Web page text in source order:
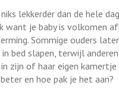
lekkerder dan de hele
want je baby is volkomen
Sommige ouders
in bed slapen, terwijl
zijn of haar eigen
en hoe pak je het aan?